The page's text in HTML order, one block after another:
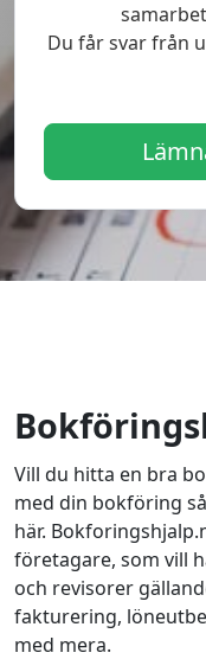
Du får svar från
Vill du hitta en bra
med din bokföring
här.
företagare, som vill
och revisorer
fakturering,
med mera.